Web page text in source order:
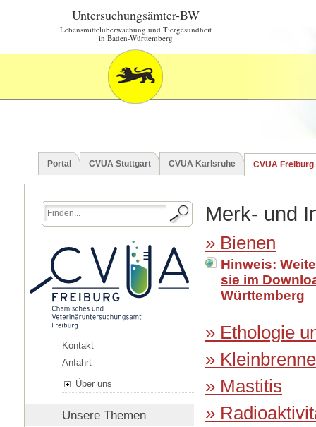
Untersuchungsämter-BW
Lebensmittelüberwachung und Tiergesundheit
in Baden-Württemberg
Portal CVUA Stuttgart CVUA Karlsruhe CVUA Freiburg
Kontakt
Anfahrt
Über uns
Unsere Themen
Merk- und
» Bienen
Hinweis:
sie im
Württemberg
» Ethologie
»
» Mastitis
»